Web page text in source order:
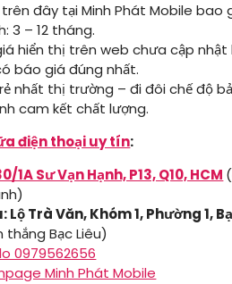
đây tại Minh Phát Mobile bao
3 – 12 tháng.
hiển thị trên web chưa cập nhật
báo giá đúng nhất.
nhất thị trường – đi đôi chế độ
cam kết chất lượng.
điện thoại uy tín:
1A Sư Vạn Hạnh, P13, Q10, HCM
Lộ Trà Văn, Khóm 1, Phường 1,
thắng Bạc Liêu)
0979562656
Minh Phát Mobile